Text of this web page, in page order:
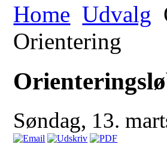
Home Udvalg
Orientering
Søndag, 13.